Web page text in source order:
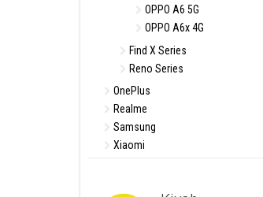
OPPO A6 5G
OPPO A6x 4G
Find X Series
Reno Series
OnePlus
Realme
Samsung
Xiaomi